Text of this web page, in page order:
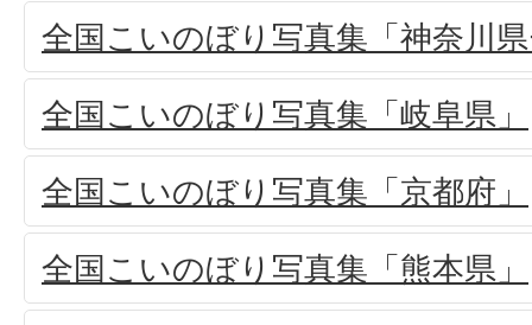
全国こいのぼり写真集「神奈川
全国こいのぼり写真集「岐阜県」
全国こいのぼり写真集「京都府」
全国こいのぼり写真集「熊本県」